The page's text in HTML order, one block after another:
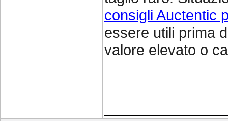
consigli Auctentic
essere utili prima
valore elevato o